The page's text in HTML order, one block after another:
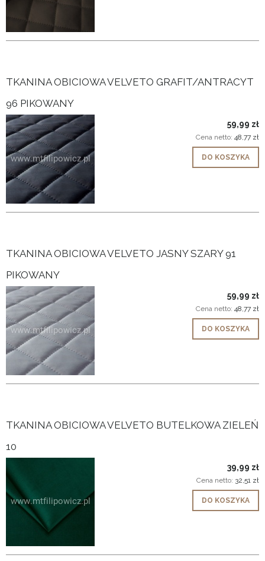
TKANINA OBICIOWA VELVETO GRAFIT/ANTRACYT
96 PIKOWANY
59,99 zł
Cena netto: 48,77 zł
DO KOSZYKA
TKANINA OBICIOWA VELVETO JASNY SZARY 91
PIKOWANY
59,99 zł
Cena netto: 48,77 zł
DO KOSZYKA
TKANINA OBICIOWA VELVETO BUTELKOWA ZIELEŃ
10
39,99 zł
Cena netto: 32,51 zł
DO KOSZYKA